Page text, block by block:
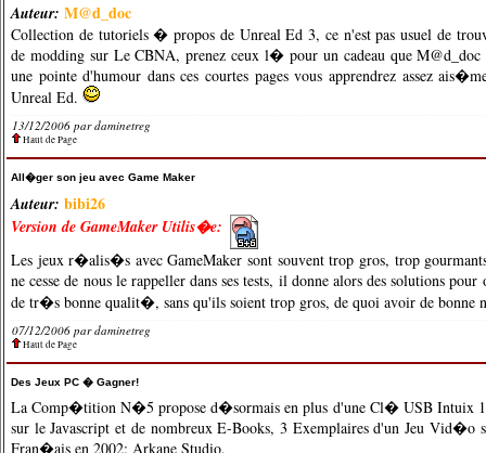
Auteur: M@d_doc
Collection de tutoriels � propos de Unreal Ed 3, ce n'est pas usuel de
de modding sur Le CBNA, prenez ceux l� pour un cadeau que
une pointe d'humour dans ces courtes pages vous apprendrez assez
Unreal Ed.
13/12/2006 pardaminetreg
Haut de Page
All�ger son jeu avec Game Maker
Auteur: bibi26
Version de GameMaker Utilis�e:
Les jeux r�alis�s avec GameMaker sont souvent trop gros, trop
ne cesse de nous le rappeller dans ses tests, il donne alors des solutions
de tr�s bonne qualit�, sans qu'ils soient trop gros, de quoi avoir de bonne
07/12/2006 pardaminetreg
Haut de Page
Des Jeux PC � Gagner!
LaComp�tition N�5 propose d�sormais en plus d'une Cl� USB Intuix
sur le Javascript et de nombreux E-Books, 3 Exemplaires d'un Jeu Vid�o
Fran�ais en 2002: Arkane Studio.